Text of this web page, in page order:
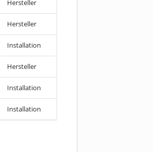
Hersteller
Hersteller
Installation
Hersteller
Installation
Installation